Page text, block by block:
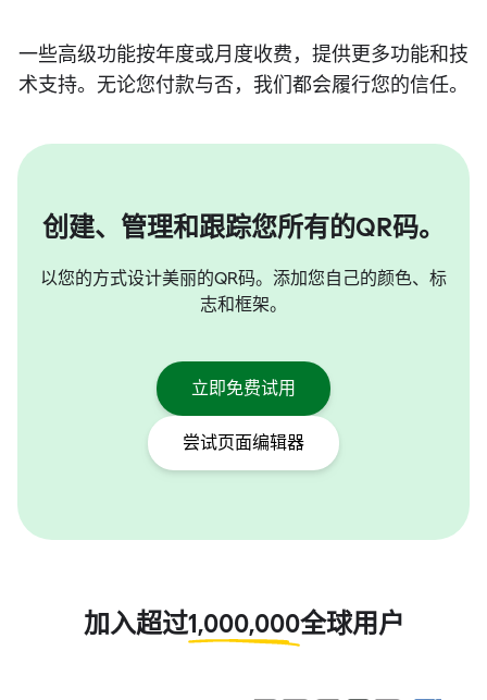
一些高级功能按年度或月度收费，提供更多功能和技
术支持。无论您付款与否，我们都会履行您的信任。
创建、管理和跟踪您所有的QR码。
以您的方式设计美丽的QR码。添加您自己的颜色、标
志和框架。
立即免费试用
尝试页面编辑器
加入超过1,000,000全球用户